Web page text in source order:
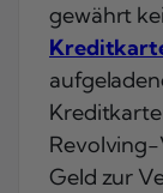
gewährt
Geld zur